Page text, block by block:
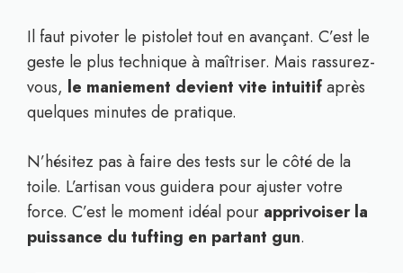
Il faut pivoter le pistolet tout en avançant. C’est le
geste le plus technique à maîtriser. Mais rassurez-
vous, le maniement devient vite intuitifaprès
quelques minutes de pratique.
N’hésitez pas à faire des tests sur le côté de la
toile. L’artisan vous guidera pour ajuster votre
force. C’est le moment idéal pour apprivoiser la
puissance du tufting en partant gun.